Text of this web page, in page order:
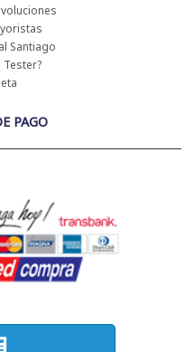
Santiago
Tester?
PAGO